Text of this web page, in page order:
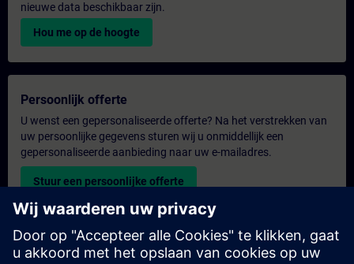
nieuwe data beschikbaar zijn.
Hou me op de hoogte
Persoonlijk offerte
U wenst een gepersonaliseerde offerte? Na het verstrekken van
uw persoonlijke gegevens sturen wij u onmiddellijk een
gepersonaliseerde aanbieding naar uw e-mailadres.
Stuur een persoonlijke offerte
Aanvraag voor een exclusieve training